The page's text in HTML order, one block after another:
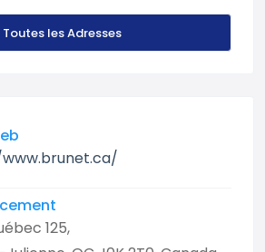
Toutes les Adresses
125,